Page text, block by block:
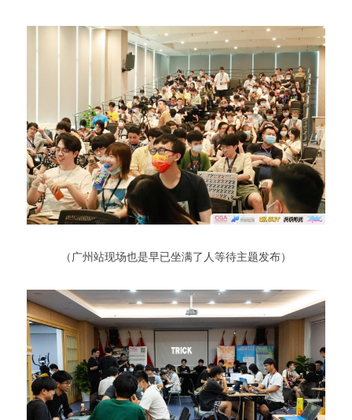
（广州站现场也是早已坐满了人等待主题发布）